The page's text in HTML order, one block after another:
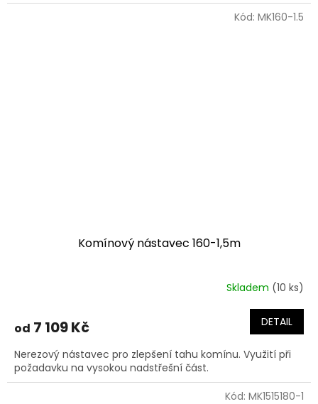
Komínový nástavec 160-1,5m
Skladem (10 ks)
od 7 109 Kč DETAIL
Nerezový nástavec pro zlepšení tahu komínu. Využití při
požadavku na vysokou nadstřešní část.
Kód: MK160-1.5
Kód: MK1515180-1